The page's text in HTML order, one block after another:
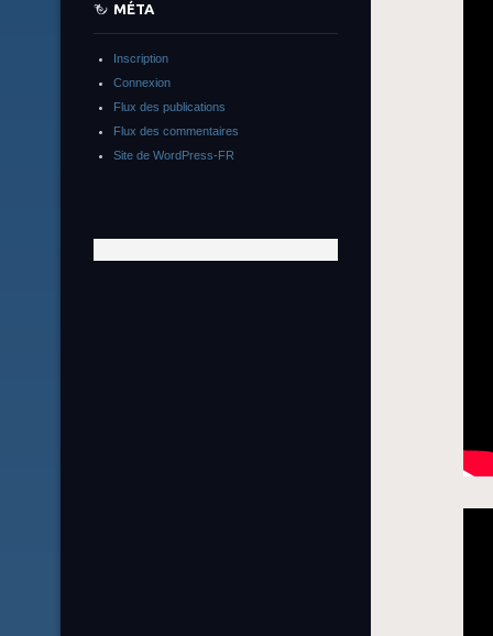
MÉTA
Inscription
Connexion
Flux des publications
Flux des commentaires
Site de WordPress-FR